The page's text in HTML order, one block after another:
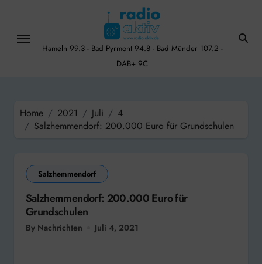
content
Hameln 99.3 - Bad Pyrmont 94.8 - Bad Münder 107.2 -
DAB+ 9C
Home 2021 Juli
4
Salzhemmendorf: 200.000 Euro für Grundschulen
Salzhemmendorf
Salzhemmendorf: 200.000 Euro für
Grundschulen
By Nachrichten Juli 4, 2021